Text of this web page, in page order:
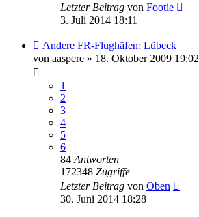
Letzter Beitrag von Footie
3. Juli 2014 18:11
Andere FR-Flughäfen: Lübeck
von aaspere » 18. Oktober 2009 19:02
1
2
3
4
5
6
84 Antworten
172348 Zugriffe
Letzter Beitrag von Oben
30. Juni 2014 18:28